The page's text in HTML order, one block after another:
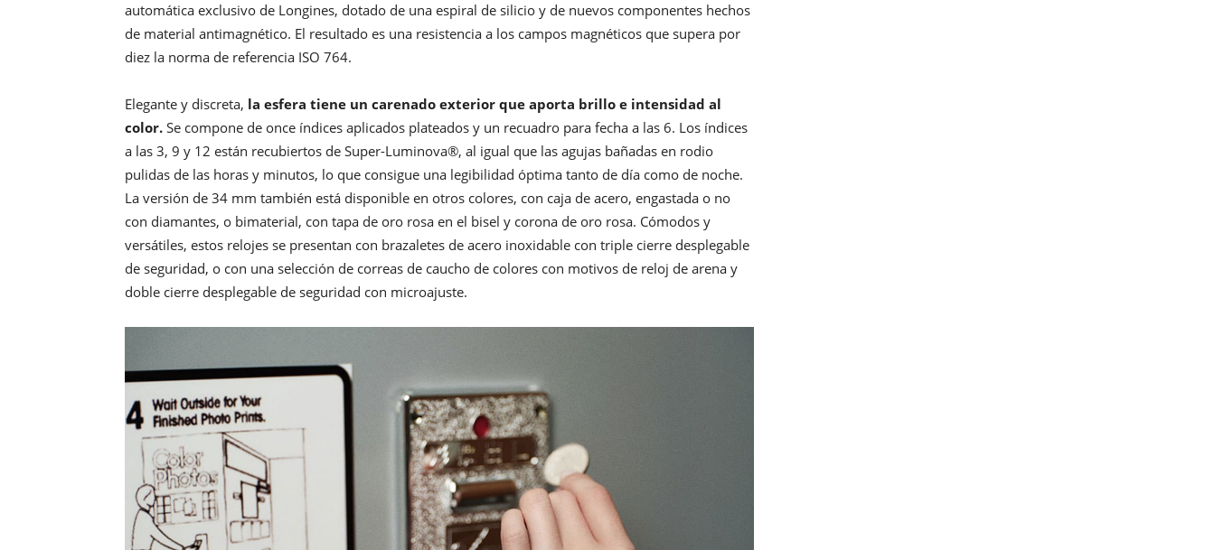
automática exclusivo de Longines, dotado de una espiral de silicio y de nuevos componentes hechos
de material antimagnético. El resultado es una resistencia a los campos magnéticos que supera por
diez la norma de referencia ISO 764.
Elegante y discreta, la esfera tiene un carenado exterior que aporta brillo e intensidad al
color. Se compone de once índices aplicados plateados y un recuadro para fecha a las 6. Los índices
a las 3, 9 y 12 están recubiertos de Super-Luminova®, al igual que las agujas bañadas en rodio
pulidas de las horas y minutos, lo que consigue una legibilidad óptima tanto de día como de noche.
La versión de 34 mm también está disponible en otros colores, con caja de acero, engastada o no
con diamantes, o bimaterial, con tapa de oro rosa en el bisel y corona de oro rosa. Cómodos y
versátiles, estos relojes se presentan con brazaletes de acero inoxidable con triple cierre desplegable
de seguridad, o con una selección de correas de caucho de colores con motivos de reloj de arena y
doble cierre desplegable de seguridad con microajuste.